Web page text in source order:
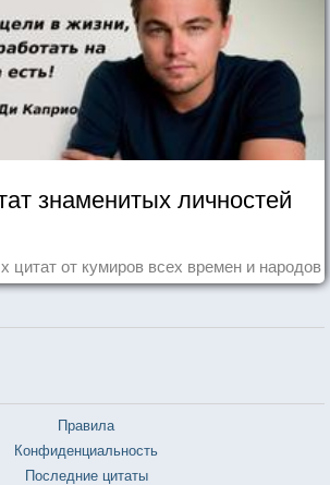
знаменитых личностей
цитат от кумиров всех времен и народов
Правила
Конфиденциальность
Последние цитаты